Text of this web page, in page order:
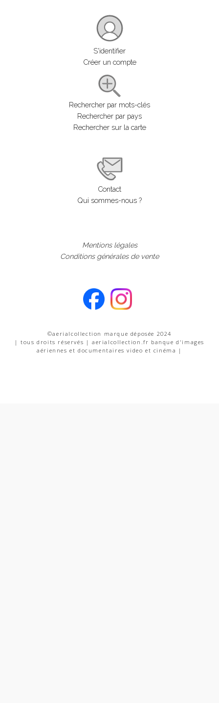
S'identifier
Créer un compte
Rechercher par mots-clés
Rechercher par pays
Rechercher sur la carte
Contact
Qui sommes-nous ?
Mentions légales
Conditions générales de vente
©aerialcollection marque déposée 2024
| tous droits réservés | aerialcollection.fr banque d'images
aériennes et documentaires video et cinéma |